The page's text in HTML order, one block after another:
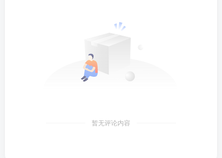
暂无评论内容